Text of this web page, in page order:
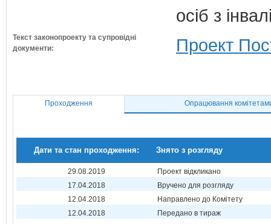
осіб з
Текст законопроекту та супровідні
документи:
Проект
Проходження Опрацювання
Дати та стан проходження: Знято з розгляду
29.08.2019
Проект відкликано
17.04.2018
Вручено для розгляду
12.04.2018
Направлено до Комітету
12.04.2018
Передано в тираж